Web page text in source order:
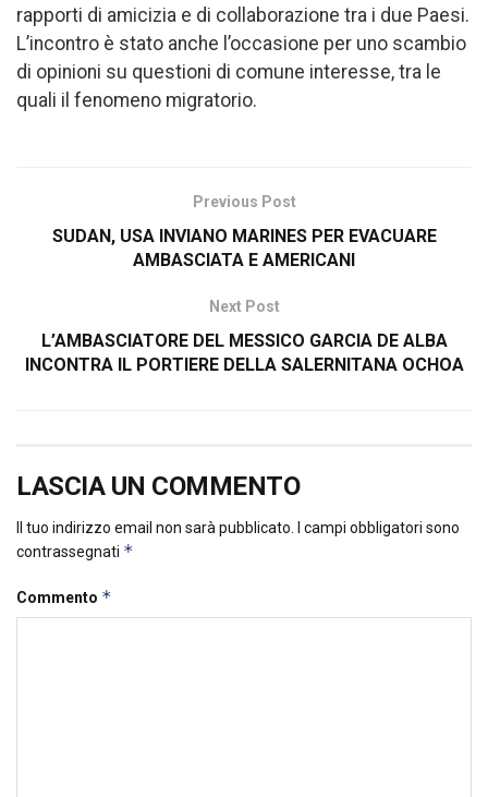
rapporti di amicizia e di collaborazione tra i due Paesi.
L’incontro è stato anche l’occasione per uno scambio
di opinioni su questioni di comune interesse, tra le
quali il fenomeno migratorio.
Previous Post
SUDAN, USA INVIANO MARINES PER EVACUARE
AMBASCIATA E AMERICANI
Next Post
L’AMBASCIATORE DEL MESSICO GARCIA DE ALBA
INCONTRA IL PORTIERE DELLA SALERNITANA OCHOA
LASCIA UN COMMENTO
Il tuo indirizzo email non sarà pubblicato.
I campi obbligatori sono
contrassegnati *
Commento *